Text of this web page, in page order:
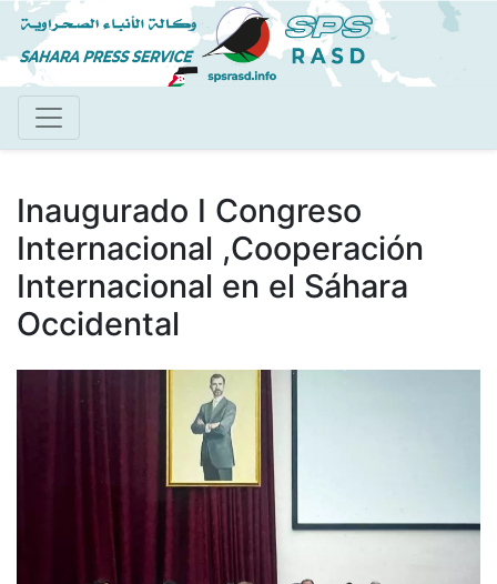
Pasar
al
contenido
Inaugurado I Congreso
Internacional ,Cooperación
Internacional en el Sáhara
Occidental